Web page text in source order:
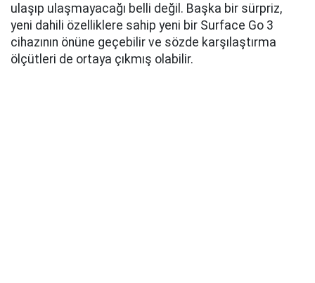
ulaşıp ulaşmayacağı belli değil. Başka bir sürpriz,
yeni dahili özelliklere sahip yeni bir Surface Go 3
cihazının önüne geçebilir ve sözde karşılaştırma
ölçütleri de ortaya çıkmış olabilir.